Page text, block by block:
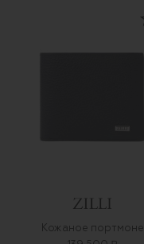
Кожаное портмоне